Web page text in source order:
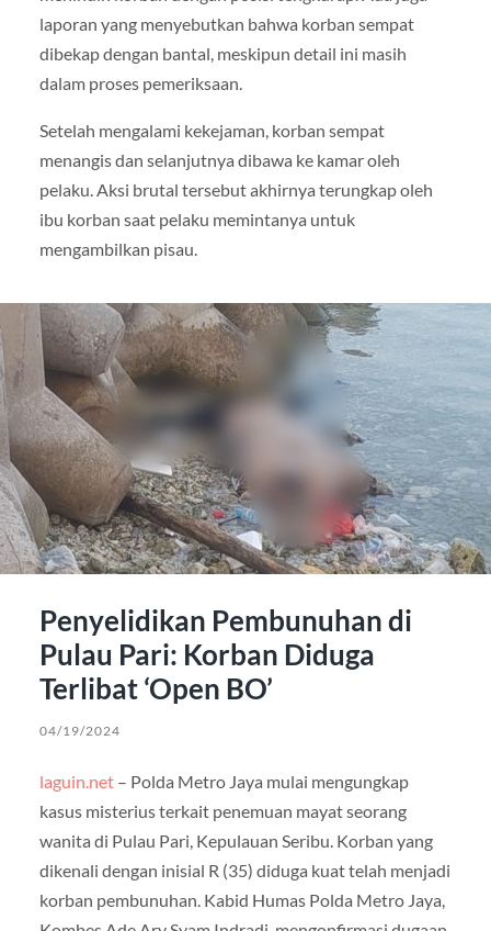
laporan yang menyebutkan bahwa korban sempat
dibekap dengan bantal, meskipun detail ini masih
dalam proses pemeriksaan.
Setelah mengalami kekejaman, korban sempat
menangis dan selanjutnya dibawa ke kamar oleh
pelaku. Aksi brutal tersebut akhirnya terungkap oleh
ibu korban saat pelaku memintanya untuk
mengambilkan pisau.
Penyelidikan Pembunuhan di
Pulau Pari: Korban Diduga
Terlibat ‘Open BO’
04/19/2024
laguin.net– Polda Metro Jaya mulai mengungkap
kasus misterius terkait penemuan mayat seorang
wanita di Pulau Pari, Kepulauan Seribu. Korban yang
dikenali dengan inisial R (35) diduga kuat telah menjadi
korban pembunuhan. Kabid Humas Polda Metro Jaya,